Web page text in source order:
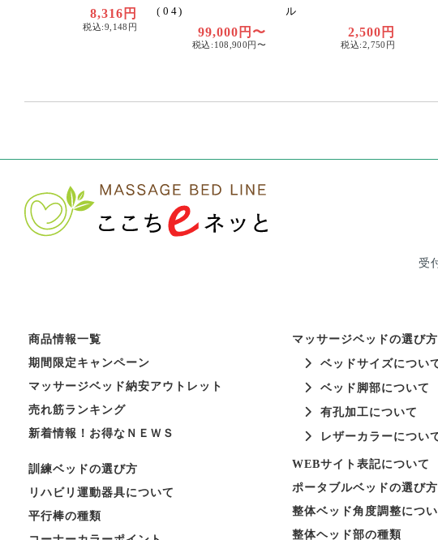
8,316円
税込:9,148円
(04)
99,000円〜
税込:108,900円〜
ル
2,500円
税込:2,750円
受
商品情報一覧
期間限定キャンペーン
マッサージベッド納安アウトレット
売れ筋ランキング
新着情報！お得なＮＥＷＳ
訓練ベッドの選び方
リハビリ運動器具について
平行棒の種類
マッサージベッドの選び
ベッドサイズについ
ベッド脚部について
有孔加工について
レザーカラーについ
WEBサイト表記について
ポータブルベッドの選び方
整体ベッド角度調整につ
整体ヘッド部の種類